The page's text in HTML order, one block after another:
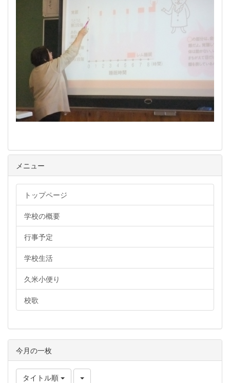
メニュー
トップページ
学校の概要
行事予定
学校生活
久米小便り
校歌
今月の一枚
タイトル順